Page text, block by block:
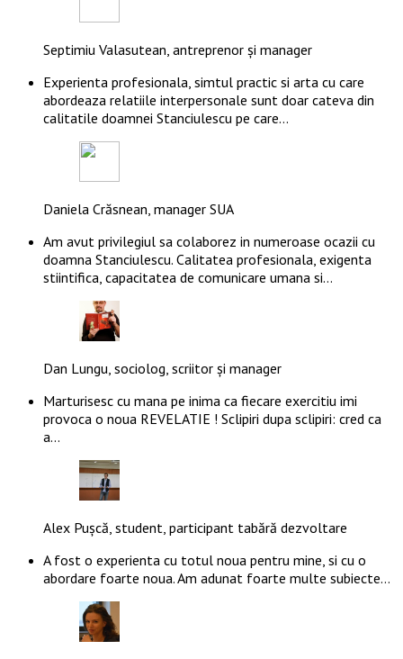
Septimiu Valasutean, antreprenor și manager
Experienta profesionala, simtul practic si arta cu care
abordeaza relatiile interpersonale sunt doar cateva din
calitatile doamnei Stanciulescu pe care…
Daniela Crăsnean, manager SUA
Am avut privilegiul sa colaborez in numeroase ocazii cu
doamna Stanciulescu. Calitatea profesionala, exigenta
stiintifica, capacitatea de comunicare umana si…
Dan Lungu, sociolog, scriitor și manager
Marturisesc cu mana pe inima ca fiecare exercitiu imi
provoca o noua REVELATIE ! Sclipiri dupa sclipiri: cred ca
a…
Alex Pușcă, student, participant tabără dezvoltare
A fost o experienta cu totul noua pentru mine, si cu o
abordare foarte noua. Am adunat foarte multe subiecte…